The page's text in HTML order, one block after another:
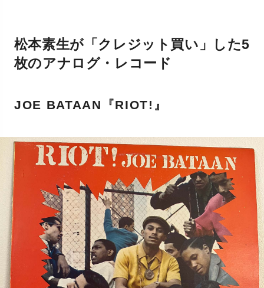
松本素生が「クレジット買い」した5
枚のアナログ・レコード
JOE BATAAN『RIOT!』